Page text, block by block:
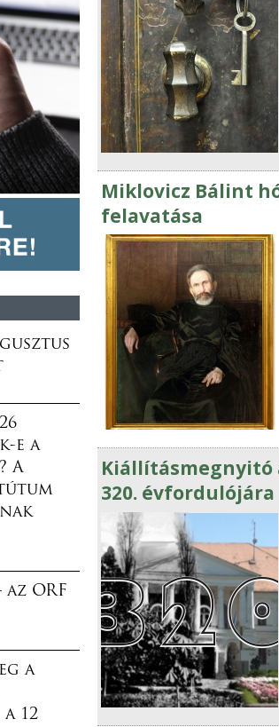
Miklovicz Bálint
felavatása
Kiállításmegnyitó
320. évfordulójára
e a
A
ORF
a
12